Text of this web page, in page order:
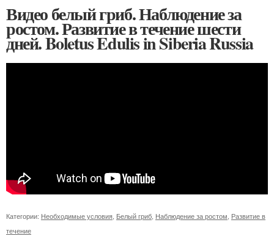
Видео белый гриб. Наблюдение за
ростом. Развитие в течение шести
дней. Boletus Edulis in Siberia Russia
Категории: Необходимые условия Белый гриб Наблюдение за ростом Развитие в
течение